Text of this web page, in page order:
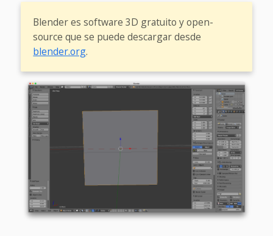
Blender es software 3D gratuito y open-
source que se puede descargar desde
blender.org.